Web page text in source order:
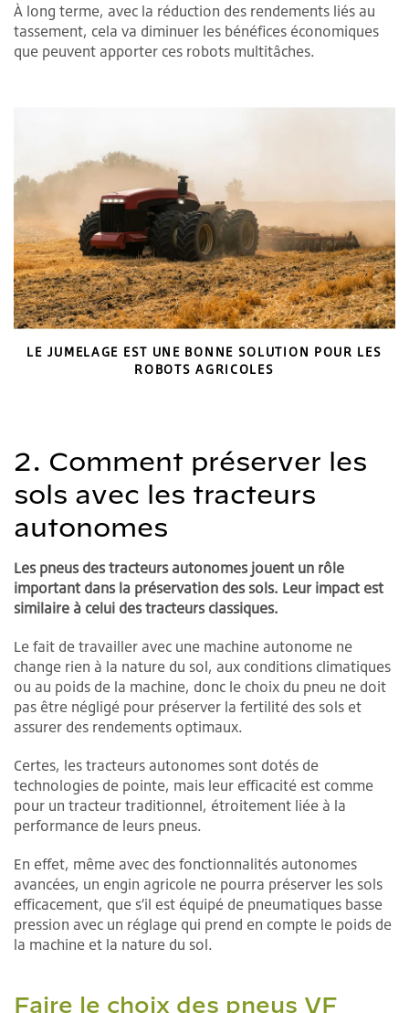
À long terme, avec la réduction des rendements liés au
tassement, cela va diminuer les bénéfices économiques
que peuvent apporter ces robots multitâches.
LE JUMELAGE EST UNE BONNE SOLUTION POUR LES
ROBOTS AGRICOLES
2. Comment préserver les
sols avec les tracteurs
autonomes
Les pneus des tracteurs autonomes jouent un rôle
important dans la préservation des sols. Leur impact est
similaire à celui des tracteurs classiques.
Le fait de travailler avec une machine autonome ne
change rien à la nature du sol, aux conditions climatiques
ou au poids de la machine, donc le choix du pneu ne doit
pas être négligé pour préserver la fertilité des sols et
assurer des rendements optimaux.
Certes, les tracteurs autonomes sont dotés de
technologies de pointe, mais leur efficacité est comme
pour un tracteur traditionnel, étroitement liée à la
performance de leurs pneus.
En effet, même avec des fonctionnalités autonomes
avancées, un engin agricole ne pourra préserver les sols
efficacement, que s’il est équipé de pneumatiques basse
pression avec un réglage qui prend en compte le poids de
la machine et la nature du sol.
Faire le choix des pneus VF